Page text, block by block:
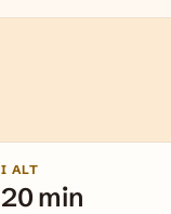
I ALT
20 min